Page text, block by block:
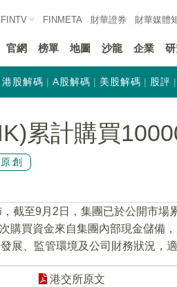
FINTV FINMETA 財華證券 財華媒體
官網 榜單 地圖 沙龍 企業
港股解碼 A股解碼 美股解碼 股評
累計購買
原創
截至9月2日，集團已於公開市場
購買資金來自集團內部現金儲備
展、監管環境及公司財務狀況，
港交所原文